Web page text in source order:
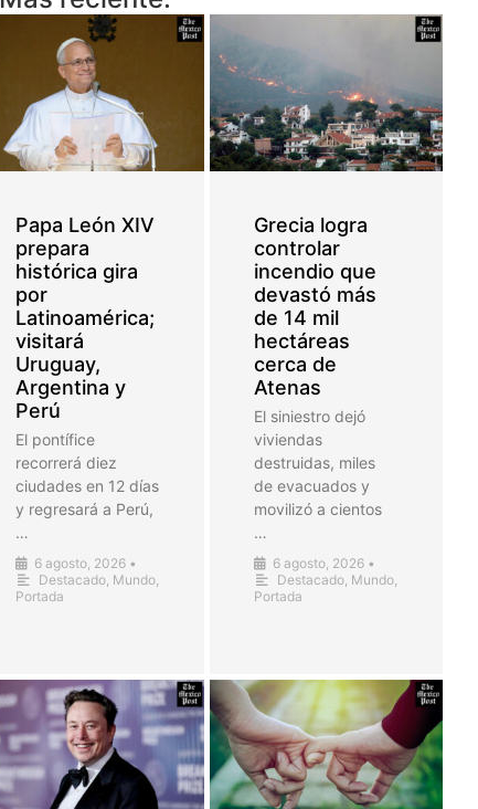
Papa León XIV
prepara
histórica gira
por
Latinoamérica;
visitará
Uruguay,
Argentina y
Perú
El pontífice
recorrerá diez
ciudades en 12 días
y regresará a Perú,
…
6 agosto, 2026 •
Destacado Mundo
Portada
Grecia logra
controlar
incendio que
devastó más
de 14 mil
hectáreas
cerca de
Atenas
El siniestro dejó
viviendas
destruidas, miles
de evacuados y
movilizó a cientos
…
6 agosto, 2026 •
Destacado Mundo
Portada